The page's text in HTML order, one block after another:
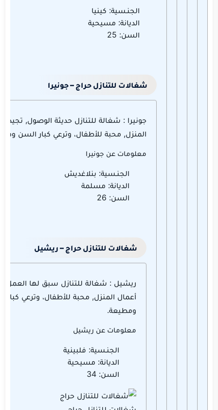
الجنـسية: كينيا
الديانة: مسيحية
السن: 25
شغالات للتنازل حراج – جونيرا
جونيرا : شغالة للتنازل حديثة الوصول, تجيد
المنزل, محبة للأطفال، وترعي كبار السن
معلومات عن جونيرا
الجنـسية: بنلاغديش
الديانة: مسلمة
السن: 26
شغالات للتنازل حراج – ريشيل
ريشيل : شغالة للتنازل سبق لها العمل,
أعمال المنزل, محبة للأطفال، وترعي كبار
ومطيعة.
معلومات عن ريشيل
الجنـسية: فلبينية
الديانة: مسيحية
السن: 34